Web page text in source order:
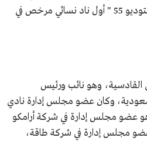
لملابس الرياضة، ومؤسسة "ستوديو 55 " أول ناد نسائي مرخص في
وهو نائب ورئيس
وكان عضو مجلس إدارة نادي
(2018 - 2020م) وهو عضو مجلس إدارة في شركة أرامكو
مجلس إدارة في شركة طاقة،